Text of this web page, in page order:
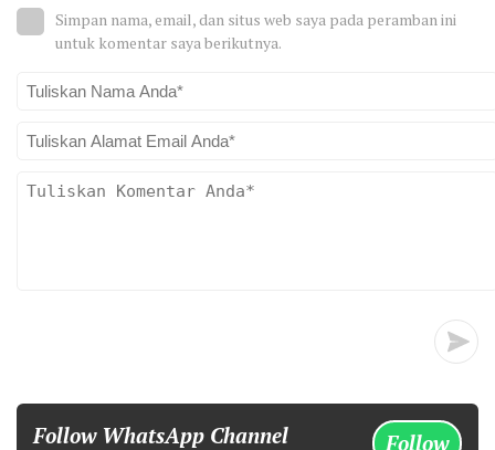
Simpan nama, email, dan situs web saya pada peramban ini
untuk komentar saya berikutnya.
Follow WhatsApp Channel
Follow